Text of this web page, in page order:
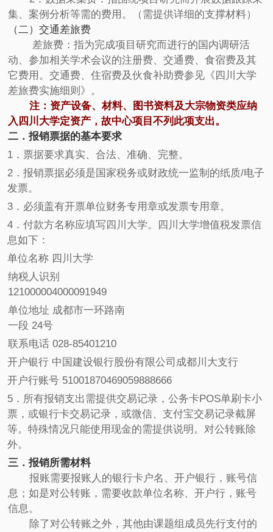
集、案例分析等需的费用。（需提供详细的支撑材料）
（二）交通差旅费
差旅费：指为完成项目研究而进行的国内调研活
动、参加相关学术会议的注册费、交通费、食宿费及其
它费用。交通费、住宿费及伙食补助费参见《四川大学
差旅费实施细则》。
注：资产设备、材料、图书资料及大宗物资类应纳
入四川大学定资产，故中心项目不列此项支出。
二．报销票据的基本要求
1．票据要求真实、合法、准确、完整。
2．报销票据必须是国家税务或财政统一监制的纸质/电子
发票。
3．必须盖有开票单位财务专用章或发票专用章。
4．付款方名称应填写四川大学。四川大学增值税发票信
息如下：
单位名称 四川大学
纳税人识别
121000004000091949
单位地址 成都市一环路南
一段 24号
联系电话 028-85401210
开户银行 中国建设银行股份有限公司成都川大支行
开户行账号 51001870469059888666
5．所有报销支出需提供交易记录，公务卡POS单刷卡小
票，或银行卡交易记录，或微信、支付宝交易记录截屏
等。特殊情况只能使用现金的需提供说明。对公转账除
外。
三．报销所需材料
报账需要报账人的银行卡户名、开户银行，账号信
息；如是对公转账，需要收款单位名称、开户行，账号
信息。
除了对公转账之外，其他由课题组成员先行支付的